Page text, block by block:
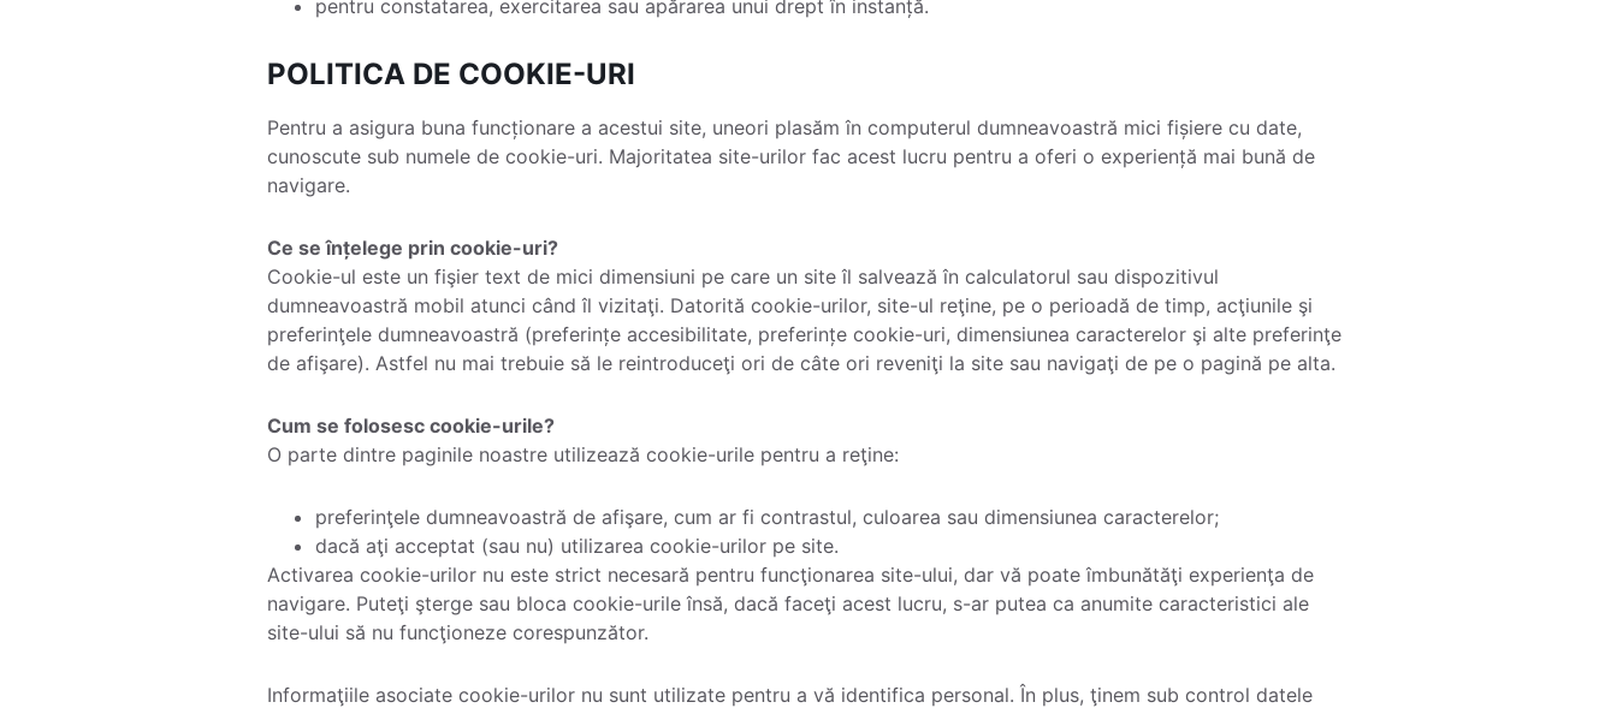
pentru constatarea, exercitarea sau apărarea unui drept în instanță.
POLITICA DE COOKIE-URI
Pentru a asigura buna funcționare a acestui site, uneori plasăm în computerul dumneavoastră mici fișiere cu date,
cunoscute sub numele de cookie-uri. Majoritatea site-urilor fac acest lucru pentru a oferi o experiență mai bună de
navigare.
Ce se înțelege prin cookie-uri?
Cookie-ul este un fişier text de mici dimensiuni pe care un site îl salvează în calculatorul sau dispozitivul
dumneavoastră mobil atunci când îl vizitaţi. Datorită cookie-urilor, site-ul reţine, pe o perioadă de timp, acţiunile şi
preferinţele dumneavoastră (preferințe accesibilitate, preferințe cookie-uri, dimensiunea caracterelor şi alte preferinţe
de afişare). Astfel nu mai trebuie să le reintroduceţi ori de câte ori reveniţi la site sau navigaţi de pe o pagină pe alta.
Cum se folosesc cookie-urile?
O parte dintre paginile noastre utilizează cookie-urile pentru a reţine:
preferinţele dumneavoastră de afişare, cum ar fi contrastul, culoarea sau dimensiunea caracterelor;
dacă aţi acceptat (sau nu) utilizarea cookie-urilor pe site.
Activarea cookie-urilor nu este strict necesară pentru funcţionarea site-ului, dar vă poate îmbunătăţi experienţa de
navigare. Puteţi şterge sau bloca cookie-urile însă, dacă faceţi acest lucru, s-ar putea ca anumite caracteristici ale
site-ului să nu funcţioneze corespunzător.
Informaţiile asociate cookie-urilor nu sunt utilizate pentru a vă identifica personal. În plus, ţinem sub control datele